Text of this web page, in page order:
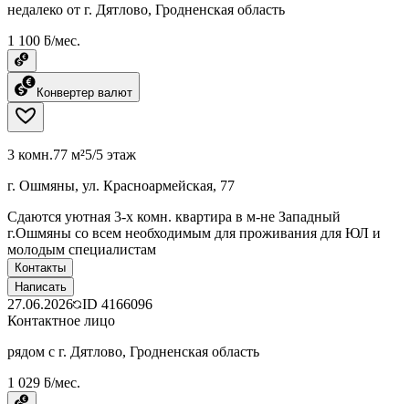
недалеко от г. Дятлово, Гродненская область
1 100 ƃ/мес.
Конвертер валют
3 комн.77 м²5/5 этаж
г. Ошмяны, ул. Красноармейская, 77
Сдаются уютная 3-х комн. квартира в м-не Западный
г.Ошмяны со всем необходимым для проживания для ЮЛ и
молодым специалистам
Контакты
Написать
27.06.2026 ID 4166096
Контактное лицо
рядом с г. Дятлово, Гродненская область
1 029 ƃ/мес.